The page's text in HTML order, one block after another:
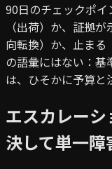
90日のチェックポ
（出荷）か、証拠
向転換）か、止ま
の語彙にはない：
は、ひそかに予算と
エスカレー
決して単一